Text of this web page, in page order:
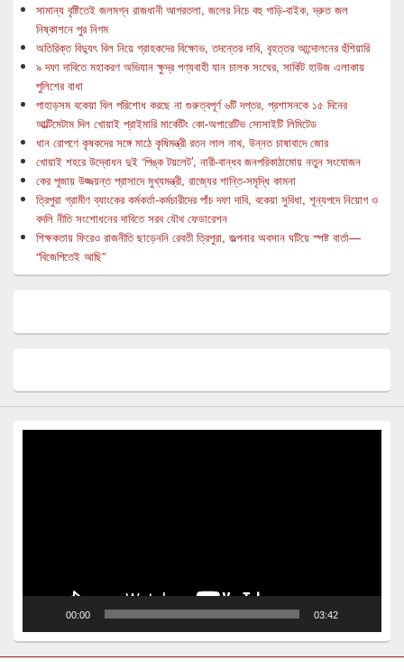
সামান্য বৃষ্টিতেই জলমগ্ন রাজধানী আগরতলা, জলের নিচে বহু গাড়ি-বাইক, দ্রুত জল
নিষ্কাশনে পুর নিগম
অতিরিক্ত বিদ্যুৎ বিল নিয়ে গ্রাহকদের বিক্ষোভ, তদন্তের দাবি, বৃহত্তর আন্দোলনের হুঁশিয়ারি
৯ দফা দাবিতে মহাকরণ অভিযান ক্ষুদ্র পণ্যবাহী যান চালক সংঘের, সার্কিট হাউজ এলাকায়
পুলিশের বাধা
পাহাড়সম বকেয়া বিল পরিশোধ করছে না গুরুত্বপূর্ণ ৬টি দপ্তর, প্রশাসনকে ১৫ দিনের
আল্টিমেটাম দিল খোয়াই প্রাইমারি মার্কেটিং কো-অপারেটিভ সোসাইটি লিমিটেড
ধান রোপণে কৃষকদের সঙ্গে মাঠে কৃষিমন্ত্রী রতন লাল নাথ, উন্নত চাষাবাদে জোর
খোয়াই শহরে উদ্বোধন দুই ‘পিঙ্ক টয়লেট’, নারী-বান্ধব জনপরিকাঠামোয় নতুন সংযোজন
কের পূজায় উজ্জয়ন্ত প্রাসাদে মুখ্যমন্ত্রী, রাজ্যের শান্তি-সমৃদ্ধি কামনা
ত্রিপুরা গ্রামীণ ব্যাংকের কর্মকর্তা-কর্মচারীদের পাঁচ দফা দাবি, বকেয়া সুবিধা, শূন্যপদে নিয়োগ ও
বদলি নীতি সংশোধনের দাবিতে সরব যৌথ ফেডারেশন
শিক্ষকতায় ফিরেও রাজনীতি ছাড়েননি রেবতী ত্রিপুরা, জল্পনার অবসান ঘটিয়ে স্পষ্ট বার্তা—
“বিজেপিতেই আছি”
00:00 03:42